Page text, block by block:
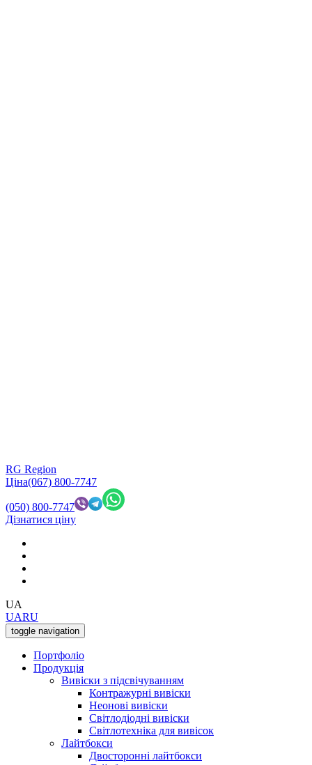
RG Region
Ціна(067) 800-7747
(050) 800-7747
Дізнатися ціну
UA
UARU
toggle navigation
Портфоліо
Продукція
Вивіски з підсвічуванням
Контражурні вивіски
Неонові вивіски
Світлодіодні вивіски
Світлотехніка для вивісок
Лайтбокси
Двосторонні лайтбокси